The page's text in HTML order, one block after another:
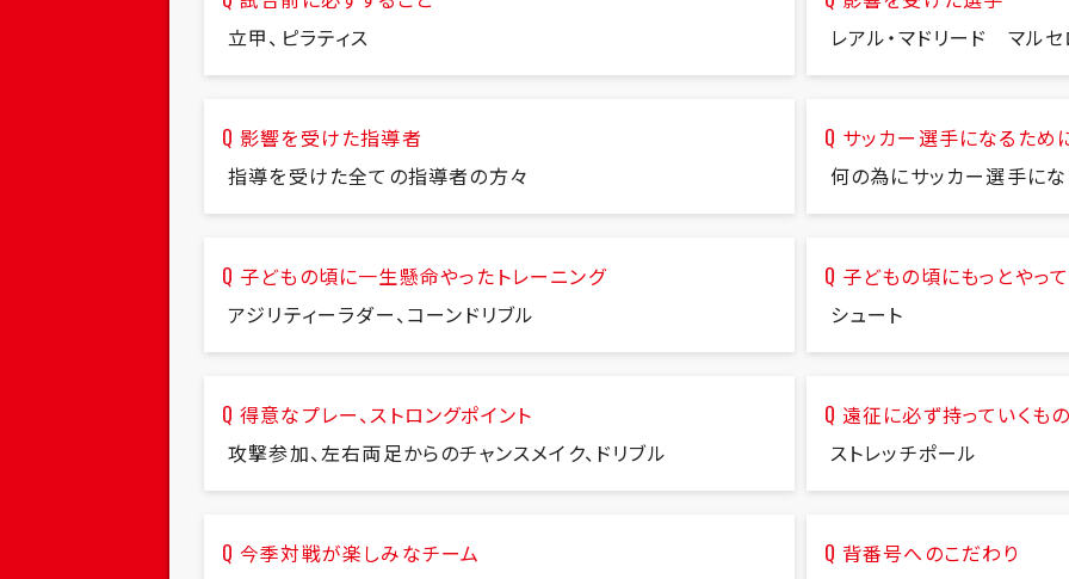
立甲、ピラティス
レアル・マドリード マル
影響を受けた指導者
指導を受けた全ての指導者の方々
サッカー選手になるため
何の為にサッカー選手に
子どもの頃に一生懸命やったトレーニング
アジリティーラダー、コーンドリブル
子どもの頃にもっとやっ
シュート
得意なプレー、ストロングポイント
攻撃参加、左右両足からのチャンスメイク、ドリブル
遠征に必ず持っていくも
ストレッチポール
今季対戦が楽しみなチーム
背番号へのこだわり